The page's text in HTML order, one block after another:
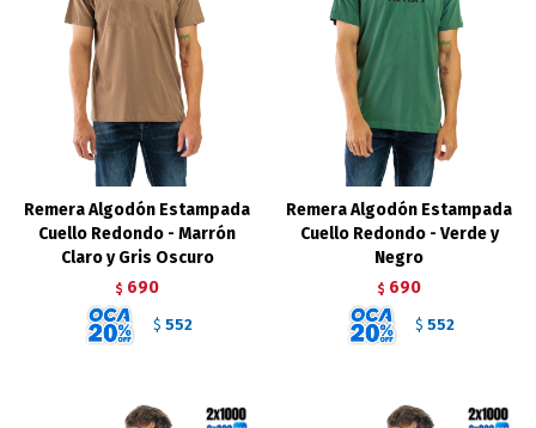
Remera Algodón Estampada
Cuello Redondo - Marrón
Claro y Gris Oscuro
$ 690
$ 552
Remera Algodón Estampada
Cuello Redondo - Verde y
Negro
$ 690
$ 552